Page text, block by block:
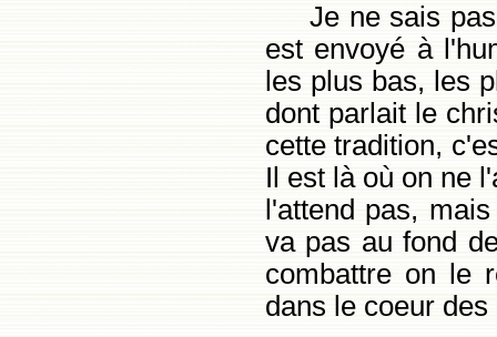
Je ne sais
est envoyé à
les plus bas, les
dont parlait le
cette tradition,
Il est là où on ne
l'attend pas,
va pas au fond
combattre on le
dans le coeur des